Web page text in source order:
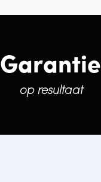
Garantie
op resultaat